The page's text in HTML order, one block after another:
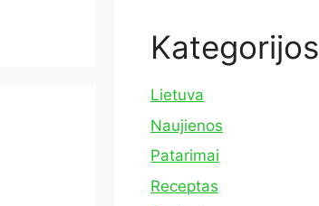
Kategorijos
Lietuva
Naujienos
Patarimai
Receptas